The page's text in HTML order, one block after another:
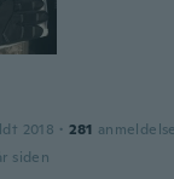
2018 · 281
siden